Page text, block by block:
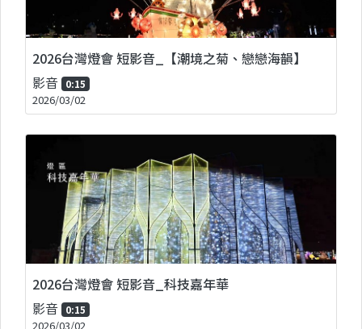
2026台灣燈會 短影音_【潮境之菊、戀戀海韻】
影音 0:15
2026/03/02
2026台灣燈會 短影音_科技嘉年華
影音 0:15
2026/03/02